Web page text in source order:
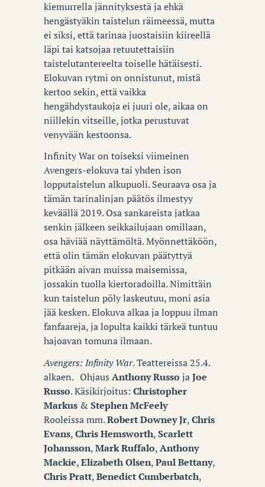
kiemurrella jännityksestä ja ehkä
hengästyäkin taistelun räimeessä, mutta
ei siksi, että tarinaa juostaisiin kiireellä
läpi tai katsojaa retuutettaisiin
taistelutantereelta toiselle hätäisesti.
Elokuvan rytmi on onnistunut, mistä
kertoo sekin, että vaikka
hengähdystaukoja ei juuri ole, aikaa on
niillekin vitseille, jotka perustuvat
venyvään kestoonsa.
Infinity War on toiseksi viimeinen
Avengers-elokuva tai yhden ison
lopputaistelun alkupuoli. Seuraava osa ja
tämän tarinalinjan päätös ilmestyy
keväällä 2019. Osa sankareista jatkaa
senkin jälkeen seikkailujaan omillaan,
osa häviää näyttämöltä. Myönnettäköön,
että olin tämän elokuvan päätyttyä
pitkään aivan muissa maisemissa,
jossakin tuolla kiertoradoilla. Nimittäin
kun taistelun pöly laskeutuu, moni asia
jää kesken. Elokuva alkaa ja loppuu ilman
fanfaareja, ja lopulta kaikki tärkeä tuntuu
hajoavan tomuna ilmaan.
Avengers: Infinity War. Teattereissa 25.4.
alkaen. Ohjaus Anthony Russo jaJoe
Russo. Käsikirjoitus: Christopher
Markus &Stephen McFeely
Rooleissa mm.Robert DowneyJr,Chris
Evans,Chris Hemsworth,Scarlett
Johansson,Mark Ruffalo,Anthony
Mackie,Elizabeth Olsen,PaulBettany,
Chris Pratt,Benedict Cumberbatch,